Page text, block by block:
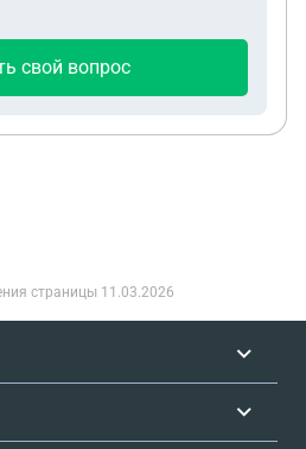
свой вопрос
страницы 11.03.2026